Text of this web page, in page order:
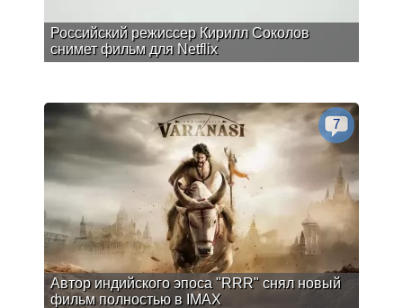
Российский режиссер Кирилл Соколов
снимет фильм для Netflix
Автор индийского эпоса "RRR" снял новый
фильм полностью в IMAX
7